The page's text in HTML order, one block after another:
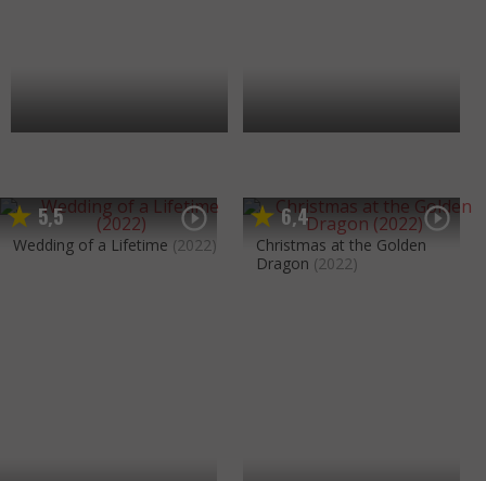
5,5
Wedding of a Lifetime (2022)
6,4
Christmas at the Golden
Dragon (2022)